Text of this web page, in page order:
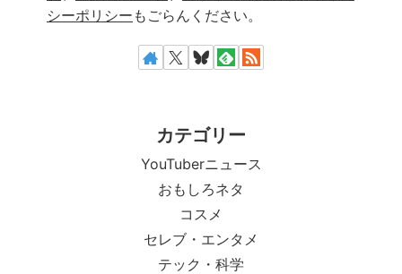
シーポリシー もごらんください。
カテゴリー
YouTuberニュース
おもしろネタ
コスメ
セレブ・エンタメ
テック・科学